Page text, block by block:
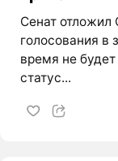
Сенат отложил
голосования в
время не
статус...